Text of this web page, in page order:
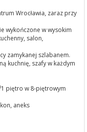
Wrocławia, zaraz przy
wykończone w wysokim
salon,
zamykanej szlabanem.
kuchnię, szafy w każdym
piętro w 8-piętrowym
aneks